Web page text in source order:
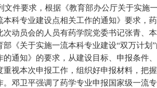
文件要求，根据《教育部办公厅关于实施
科专业建设点相关工作的通知》要求，
动员会的人员有药学院党委书记张青、
《关于实施一流本科专业建设“双万计划
通知》的要求，从建设目标、申报条件
重视本次申报工作，组织好申报材料，
邓卫平强调了药学专业申报国家级一流